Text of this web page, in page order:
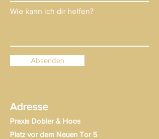
Wie kann ich dir helfen?
Absenden
Adresse
Praxis Dobler & Hoos
Platz vor dem Neuen Tor 5